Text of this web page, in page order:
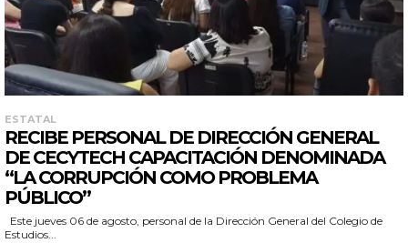
ESTATAL
RECIBE PERSONAL DE DIRECCIÓN GENERAL
DE CECYTECH CAPACITACIÓN DENOMINADA
“LA CORRUPCIÓN COMO PROBLEMA
PÚBLICO”
Estudios...